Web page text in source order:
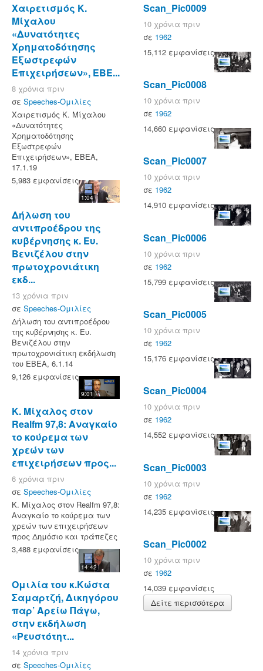
Χαιρετισμός Κ.
Μίχαλου
«Δυνατότητες
Χρηματοδότησης
Εξωστρεφών
Επιχειρήσεων», ΕΒΕ...
8 χρόνια πριν
σε Speeches-Ομιλίες
Χαιρετισμός Κ. Μίχαλου
«Δυνατότητες
Χρηματοδότησης
Εξωστρεφών
Επιχειρήσεων», ΕΒΕΑ,
17.1.19
5,983 εμφανίσεις
1:04
Δήλωση του
αντιπροέδρου της
κυβέρνησης κ. Ευ.
Βενιζέλου στην
πρωτοχρονιάτικη
εκδ...
13 χρόνια πριν
σε Speeches-Ομιλίες
Δήλωση του αντιπροέδρου
της κυβέρνησης κ. Ευ.
Βενιζέλου στην
πρωτοχρονιάτικη εκδήλωση
του ΕΒΕΑ, 6.1.14
9,126 εμφανίσεις
9:01
Κ. Μίχαλος στον
Realfm 97,8: Αναγκαίο
το κούρεμα των
χρεών των
επιχειρήσεων προς...
6 χρόνια πριν
σε Speeches-Ομιλίες
Κ. Μίχαλος στον Realfm 97,8:
Αναγκαίο το κούρεμα των
χρεών των επιχειρήσεων
προς Δημόσιο και τράπεζες
3,488 εμφανίσεις
14:42
Ομιλία του κ.Κώστα
Σαμαρτζή, Δικηγόρου
παρ’ Αρείω Πάγω,
στην εκδήλωση
«Ρευστότητ...
14 χρόνια πριν
σε Speeches-Ομιλίες
Scan_Pic0009
10 χρόνια πριν
σε 1962
15,112 εμφανίσεις
Scan_Pic0008
10 χρόνια πριν
σε 1962
14,660 εμφανίσεις
Scan_Pic0007
10 χρόνια πριν
σε 1962
14,910 εμφανίσεις
Scan_Pic0006
10 χρόνια πριν
σε 1962
15,799 εμφανίσεις
Scan_Pic0005
10 χρόνια πριν
σε 1962
15,176 εμφανίσεις
Scan_Pic0004
10 χρόνια πριν
σε 1962
14,552 εμφανίσεις
Scan_Pic0003
10 χρόνια πριν
σε 1962
14,235 εμφανίσεις
Scan_Pic0002
10 χρόνια πριν
σε 1962
14,039 εμφανίσεις
Δείτε περισσότερα